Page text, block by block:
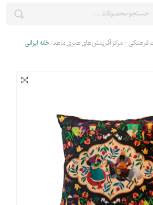
فرهنگی - مرکز آفرینش‌های هنری ماهد خانه ایرانی